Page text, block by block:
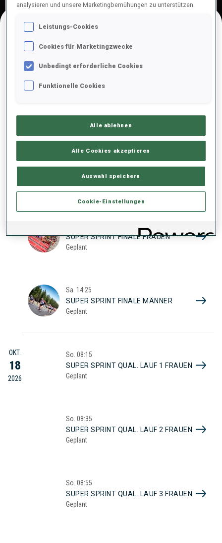
NACHFOLGENDE WETTKÄMPFE
Sa.10:20
SUPER SPRINT QUAL. MÄNNER
SUPER SPRINT FINALE FRAUEN
Geplant
Sa. 14:25
SUPER SPRINT FINALE MÄNNER
Geplant
OKT.
18
2026
So. 08:15
SUPER SPRINT QUAL. LAUF 1 FRAUEN
Geplant
So. 08:35
SUPER SPRINT QUAL. LAUF 2 FRAUEN
Geplant
So. 08:55
SUPER SPRINT QUAL. LAUF 3 FRAUEN
Geplant
analysieren und unsere Marketingbemühungen zu unterstützen.
Leistungs-Cookies
Cookies für Marketingzwecke
Unbedingt erforderliche Cookies
Funktionelle Cookies
Alle ablehnen
Alle Cookies akzeptieren
Auswahl speichern
Cookie-Einstellungen